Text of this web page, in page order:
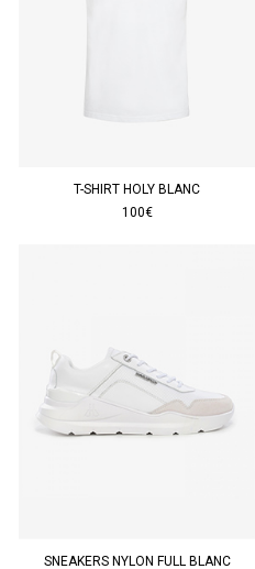
T-SHIRT HOLY BLANC
100€
SNEAKERS NYLON FULL BLANC